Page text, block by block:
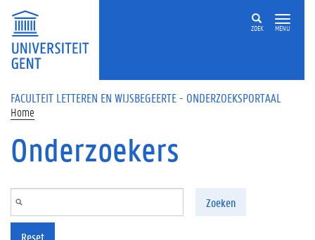
Overslaan en naar de inhoud gaan
ZOEK MENU
FACULTEIT LETTEREN EN WIJSBEGEERTE - ONDERZOEKSPORTAAL
Home
Onderzoekers
Zoeken
Reset